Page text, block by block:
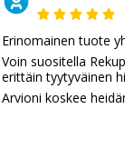
Erinomainen tuote
Voin suositella
erittäin tyytyväinen
Arvioni koskee